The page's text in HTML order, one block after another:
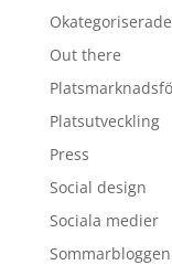
Okategoriserade
Out there
Platsutveckling
Press
Social design
Sociala medier
Sommarbloggen